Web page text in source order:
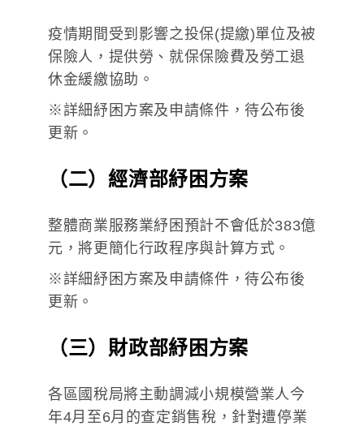
疫情期間受到影響之投保(提繳)單位及被
保險人，提供勞、就保保險費及勞工退
休金緩繳協助。
※詳細紓困方案及申請條件，待公布後
更新。
（二）經濟部紓困方案
整體商業服務業紓困預計不會低於383億
元，將更簡化行政程序與計算方式。
※詳細紓困方案及申請條件，待公布後
更新。
（三）財政部紓困方案
各區國稅局將主動調減小規模營業人今
年4月至6月的查定銷售稅，針對遭停業